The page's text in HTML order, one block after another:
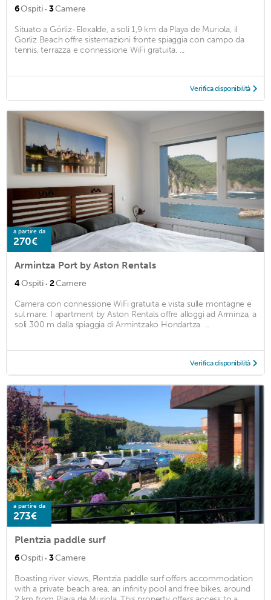
6Ospiti · 3Camere
Situato a Górliz-Elexalde, a soli 1,9 km da Playa de Muriola, il
Gorliz Beach offre sistemazioni fronte spiaggia con campo da
tennis, terrazza e connessione WiFi gratuita. ...
Verifica disponibilità
a partire da
270€
Armintza Port by Aston Rentals
4Ospiti · 2Camere
Camera con connessione WiFi gratuita e vista sulle montagne e
sul mare. I apartment by Aston Rentals offre alloggi ad Arminza, a
soli 300 m dalla spiaggia di Armintzako Hondartza. ...
Verifica disponibilità
a partire da
273€
Plentzia paddle surf
6Ospiti · 3Camere
Boasting river views, Plentzia paddle surf offers accommodation
with a private beach area, an infinity pool and free bikes, around